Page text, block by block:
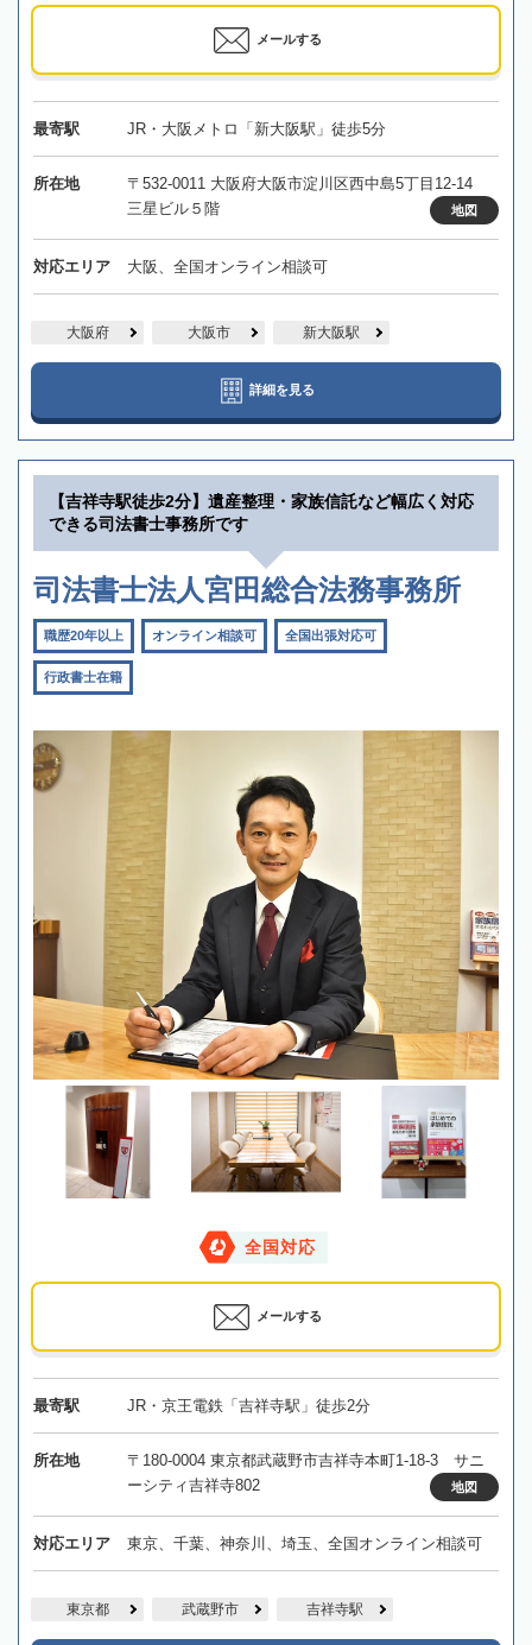
メールする
最寄駅 JR・大阪メトロ「新大阪駅」徒歩5分
所在地
〒532-0011 大阪府大阪市淀川区西中島5丁目12-14
三星ビル５階
地図
対応エリア 大阪、全国オンライン相談可
大阪府 大阪市 新大阪駅
詳細を見る
【吉祥寺駅徒歩2分】遺産整理・家族信託など幅広く対応
できる司法書士事務所です
司法書士法人宮田総合法務事務所
職歴20年以上 オンライン相談可 全国出張対応可
行政書士在籍
全国対応
メールする
最寄駅 JR・京王電鉄「吉祥寺駅」徒歩2分
所在地
〒180-0004 東京都武蔵野市吉祥寺本町1-18-3 サニ
ーシティ吉祥寺802
地図
対応エリア 東京、千葉、神奈川、埼玉、全国オンライン相談可
東京都 武蔵野市 吉祥寺駅